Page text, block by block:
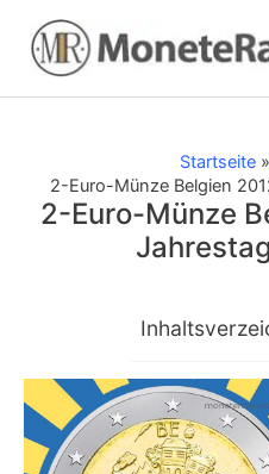
Inhalt
springen
Startseite
2-Euro-Münze Belgien
2-Euro-Münze